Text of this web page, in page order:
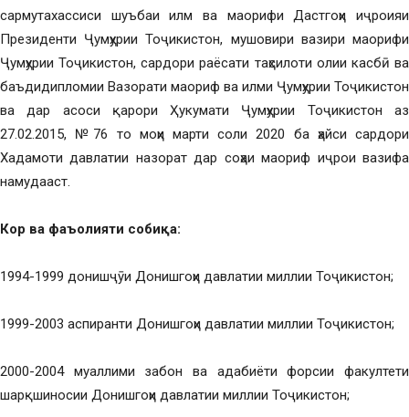
сармутахассиси шуъбаи илм ва маорифи Дастгоҳи иҷроияи
Президенти Ҷумҳурии Тоҷикистон, мушовири вазири маорифи
Ҷумҳурии Тоҷикистон, сардори раёсати таҳсилоти олии касбӣ ва
баъдидипломии Вазорати маориф ва илми Ҷумҳурии Тоҷикистон
ва дар асоси қарори Ҳукумати Ҷумҳурии Тоҷикистон аз
27.02.2015, №76 то моҳи марти соли 2020 ба ҳайси сардори
Хадамоти давлатии назорат дар соҳаи маориф иҷрои вазифа
намудааст.
Кор ва фаъолияти собиқа:
1994-1999 донишҷӯи Донишгоҳи давлатии миллии Тоҷикистон;
1999-2003 аспиранти Донишгоҳи давлатии миллии Тоҷикистон;
2000-2004 муаллими забон ва адабиёти форсии факултети
шарқшиносии Донишгоҳи давлатии миллии Тоҷикистон;